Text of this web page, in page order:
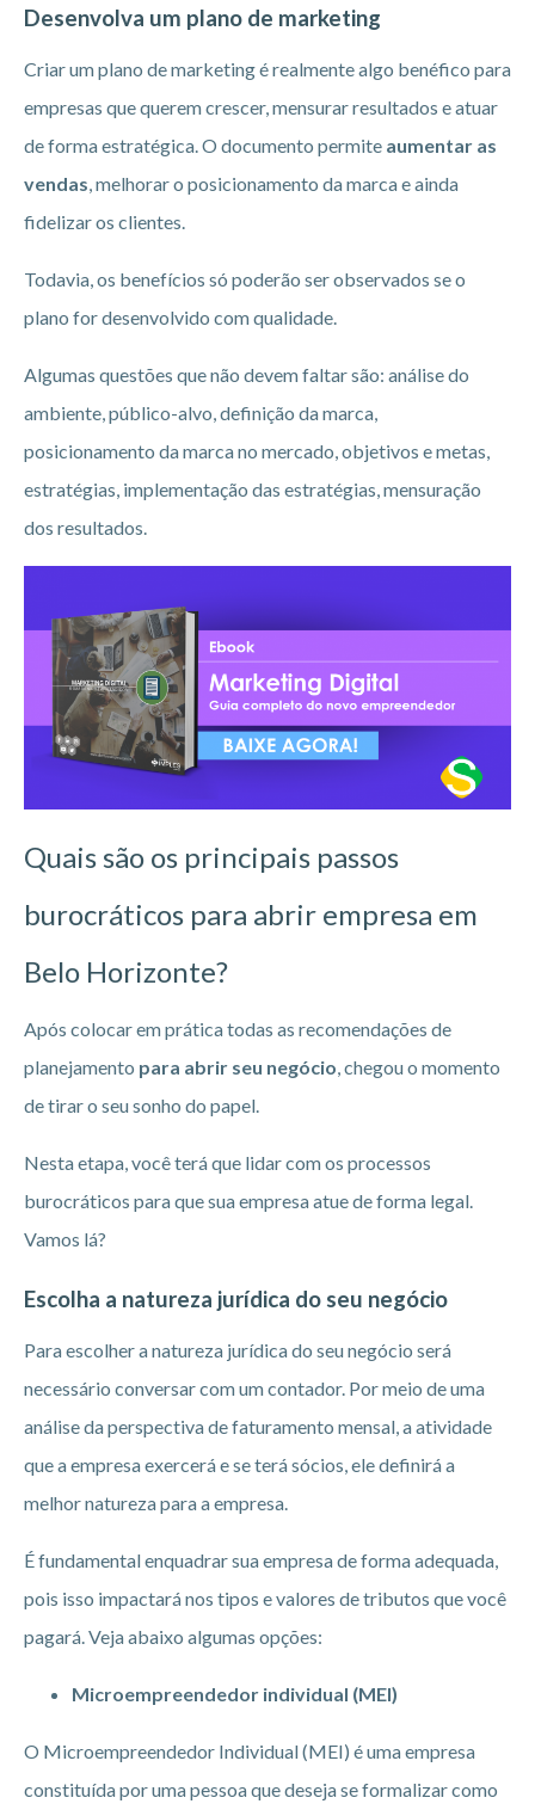
Desenvolva um plano de marketing
Criar um plano de marketing é realmente algo benéfico para
empresas que querem crescer, mensurar resultados e atuar
de forma estratégica. O documento permite aumentar as
vendas, melhorar o posicionamento da marca e ainda
fidelizar os clientes.
Todavia, os benefícios só poderão ser observados se o
plano for desenvolvido com qualidade.
Algumas questões que não devem faltar são: análise do
ambiente, público-alvo, definição da marca,
posicionamento da marca no mercado, objetivos e metas,
estratégias, implementação das estratégias, mensuração
dos resultados.
Quais são os principais passos
burocráticos para abrir empresa em
Belo Horizonte?
Após colocar em prática todas as recomendações de
planejamento para abrir seu negócio, chegou o momento
de tirar o seu sonho do papel.
Nesta etapa, você terá que lidar com os processos
burocráticos para que sua empresa atue de forma legal.
Vamos lá?
Escolha a natureza jurídica do seu negócio
Para escolher a natureza jurídica do seu negócio será
necessário conversar com um contador. Por meio de uma
análise da perspectiva de faturamento mensal, a atividade
que a empresa exercerá e se terá sócios, ele definirá a
melhor natureza para a empresa.
É fundamental enquadrar sua empresa de forma adequada,
pois isso impactará nos tipos e valores de tributos que você
pagará. Veja abaixo algumas opções:
Microempreendedor individual (MEI)
O Microempreendedor Individual (MEI) é uma empresa
constituída por uma pessoa que deseja se formalizar como